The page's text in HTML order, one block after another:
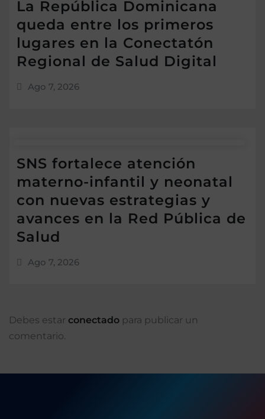
La República Dominicana
queda entre los primeros
lugares en la Conectatón
Regional de Salud Digital
Ago 7, 2026
SNS fortalece atención
materno-infantil y neonatal
con nuevas estrategias y
avances en la Red Pública de
Salud
Ago 7, 2026
Debes estar conectado para publicar un
comentario.